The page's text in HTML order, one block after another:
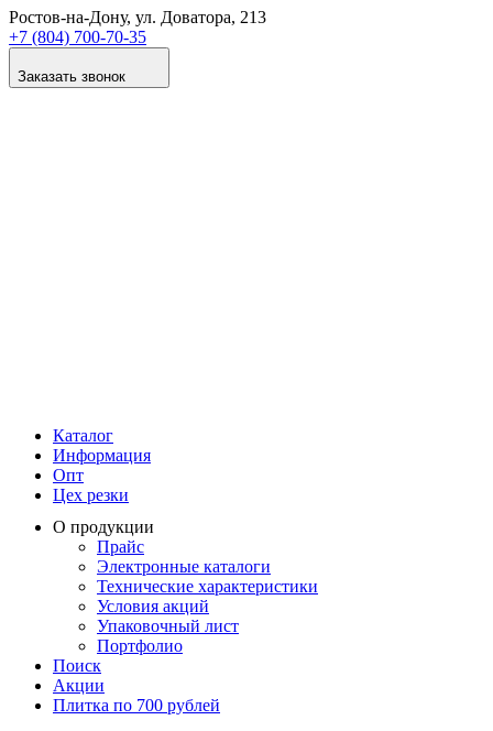
Ростов-на-Дону, ул. Доватора, 213
+7 (804) 700-70-35
Заказать звонок
Каталог
Информация
Опт
Цех резки
О продукции
Прайс
Электронные каталоги
Технические характеристики
Условия акций
Упаковочный лист
Портфолио
Поиск
Акции
Плитка по 700 рублей